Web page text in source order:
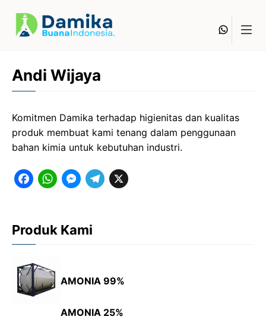
content
Andi Wijaya
Komitmen Damika terhadap higienitas dan kualitas
produk membuat kami tenang dalam penggunaan
bahan kimia untuk kebutuhan industri.
F
c
e
o
o
W
a
t
A
p
M
s
s
n
e
T
l
e
r
m
X
Produk Kami
AMONIA 99%
AMONIA 25%